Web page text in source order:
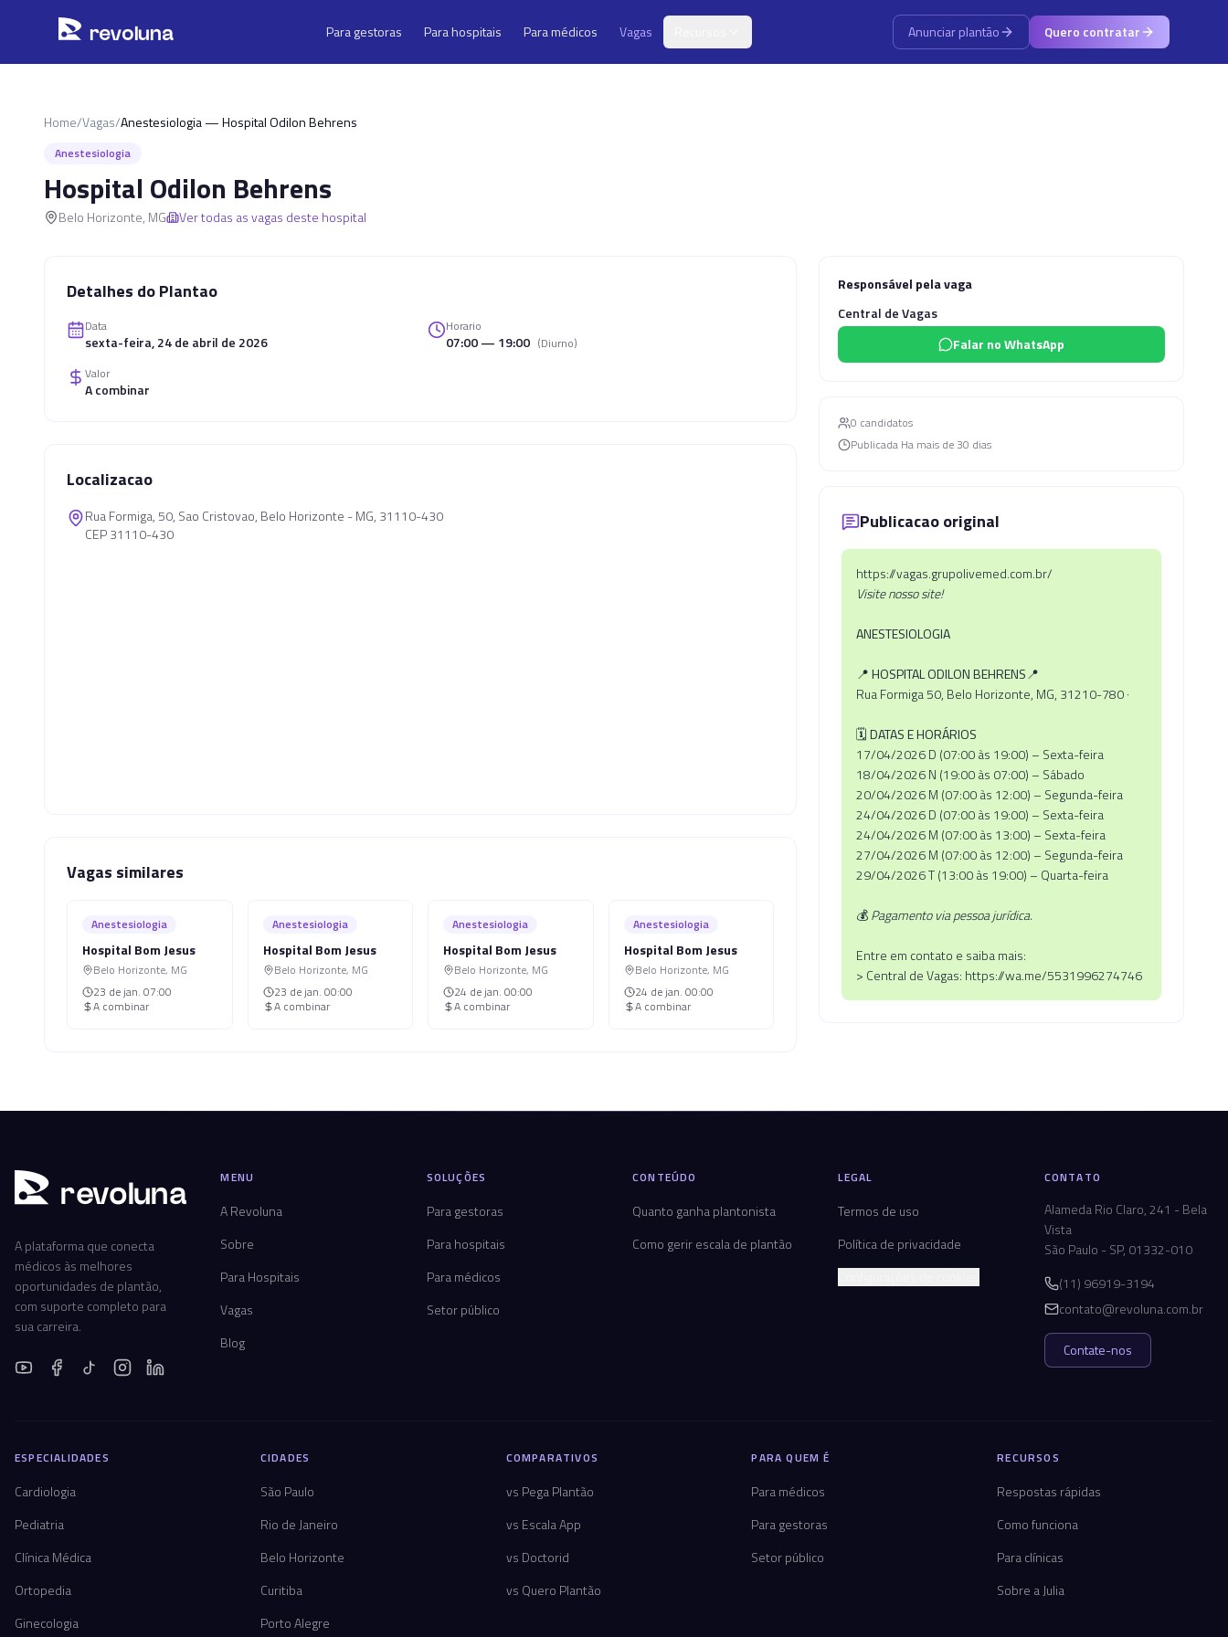
revoluna Para gestoras Para hospitais Para médicos Vagas Anunciar plantão Quero contratar
Home/Vagas/Anestesiologia — Hospital Odilon Behrens
Anestesiologia
Hospital Odilon Behrens
Belo Horizonte, MG Ver todas as vagas deste hospital
Detalhes do Plantao
Data
sexta-feira, 24 de abril de 2026
Horario
07:00 — 19:00 (Diurno)
Valor
A combinar
Localizacao
Rua Formiga, 50, Sao Cristovao, Belo Horizonte - MG, 31110-430
CEP 31110-430
Vagas similares
Anestesiologia
Hospital Bom Jesus
Belo Horizonte, MG
23 de jan. 07:00
A combinar
Anestesiologia
Hospital Bom Jesus
Belo Horizonte, MG
23 de jan. 00:00
A combinar
Anestesiologia
Hospital Bom Jesus
Belo Horizonte, MG
24 de jan. 00:00
A combinar
Anestesiologia
Hospital Bom Jesus
Belo Horizonte, MG
24 de jan. 00:00
A combinar
Responsável pela vaga
Central de Vagas
Falar no WhatsApp
0 candidatos
Publicada Ha mais de 30 dias
Publicacao original
https://vagas.grupolivemed.com.br/
Visite nosso site!
ANESTESIOLOGIA
📍 HOSPITAL ODILON BEHRENS📍
Rua Formiga 50, Belo Horizonte, MG, 31210-780 ·
🗓DATAS E HORÁRIOS
17/04/2026 D (07:00 às 19:00) – Sexta-feira
18/04/2026 N (19:00 às 07:00) – Sábado
20/04/2026 M (07:00 às 12:00) – Segunda-feira
24/04/2026 D (07:00 às 19:00) – Sexta-feira
24/04/2026 M (07:00 às 13:00) – Sexta-feira
27/04/2026 M (07:00 às 12:00) – Segunda-feira
29/04/2026 T (13:00 às 19:00) – Quarta-feira
💰Pagamento via pessoa jurídica.
Entre em contato e saiba mais:
> Central de Vagas: https://wa.me/5531996274746
revoluna
A plataforma que conecta
médicos às melhores
oportunidades de plantão,
com suporte completo para
sua carreira.
MENU
A Revoluna
Sobre
Para Hospitais
Vagas
Blog
SOLUÇÕES
Para gestoras
Para hospitais
Para médicos
Setor público
CONTEÚDO
Quanto ganha plantonista
Como gerir escala de plantão
LEGAL
Termos de uso
Política de privacidade
CONTATO
Alameda Rio Claro, 241 - Bela
Vista
São Paulo - SP, 01332-010
(11) 96919-3194
contato@revoluna.com.br
Contate-nos
ESPECIALIDADES
Cardiologia
Pediatria
Clínica Médica
Ortopedia
Ginecologia
CIDADES
São Paulo
Rio de Janeiro
Belo Horizonte
Curitiba
Porto Alegre
COMPARATIVOS
vs Pega Plantão
vs Escala App
vs Doctorid
vs Quero Plantão
PARA QUEM É
Para médicos
Para gestoras
Setor público
RECURSOS
Respostas rápidas
Como funciona
Para clínicas
Sobre a Julia